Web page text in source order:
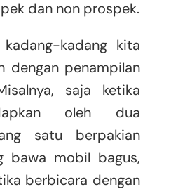
dan non prospek.
kadang kita
dengan penampilan
saja ketika
oleh dua
satu berpakian
bawa mobil bagus,
berbicara dengan